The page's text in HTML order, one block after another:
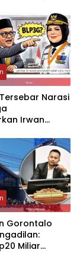
Narasi
Irwan
Gorontalo
Miliar